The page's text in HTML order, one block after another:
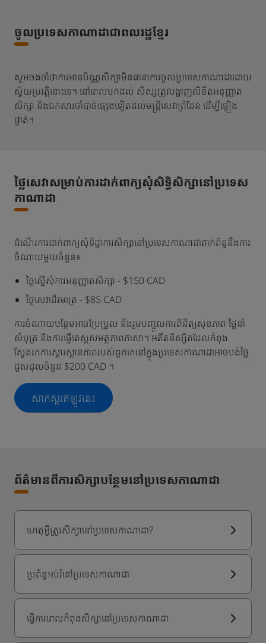
ចូលប្រទេសកាណាដាជាពលរដ្ឋខ្មែរ
សូមចងចាំថាការមានប័ណ្ណសិក្សាមិនធានាការចូលប្រទេសកាណាដាដោយ
ស្វ័យប្រវត្តិនោះទេ។ នៅពេលមកដល់ សិស្សត្រូវបង្ហាញលិខិតអនុញ្ញាត
សិក្សា និងឯកសារចាំបាច់ផ្សេងទៀតដល់មន្ត្រីសេវាព្រំដែន ដើម្បីផ្ទៀង
ផ្ទាត់។
ថ្លៃសេវាសម្រាប់ការដាក់ពាក្យសុំសិទ្ធិសិក្សានៅប្រទេស
កាណាដា
ដំណើរការដាក់ពាក្យសុំទិដ្ឋាការសិក្សានៅប្រទេសកាណាដាពាក់ព័ន្ធនឹងការ
ចំណាយមួយចំនួន៖
ថ្លៃស្នើសុំការអនុញ្ញាតសិក្សា - $150 CAD
ថ្លៃសេវាជីវមាត្រ - $85 CAD
ការចំណាយបន្ថែមអាចប្រែប្រួល និងរួមបញ្ចូលការពិនិត្យសុខភាព ថ្លៃនាំ
សំបុត្រ និងការធ្វើតេស្តសមត្ថភាពភាសា។ អតីតនិស្សិតដែលកំពុង
ស្វែងរកការស្តារស្ថានភាពរបស់ពួកគេនៅក្នុងប្រទេសកាណាដាអាចបង់ថ្លៃ
ជួសជុលចំនួន $200 CAD ។
សាកសួរឥឡូវនេះ
ព័ត៌មានពីការសិក្សាបន្ថែមនៅប្រទេសកាណាដា
ហេតុអ្វីត្រូវសិក្សានៅប្រទេសកាណាដា?
ប្រព័ន្ធអប់រំនៅប្រទេសកាណាដា
ធ្វើការពេលកំពុងសិក្សានៅប្រទេសកាណាដា